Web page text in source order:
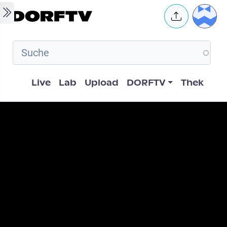
Skip to main content User
Hauptnavigation
Live Lab Upload DORFTV Thek